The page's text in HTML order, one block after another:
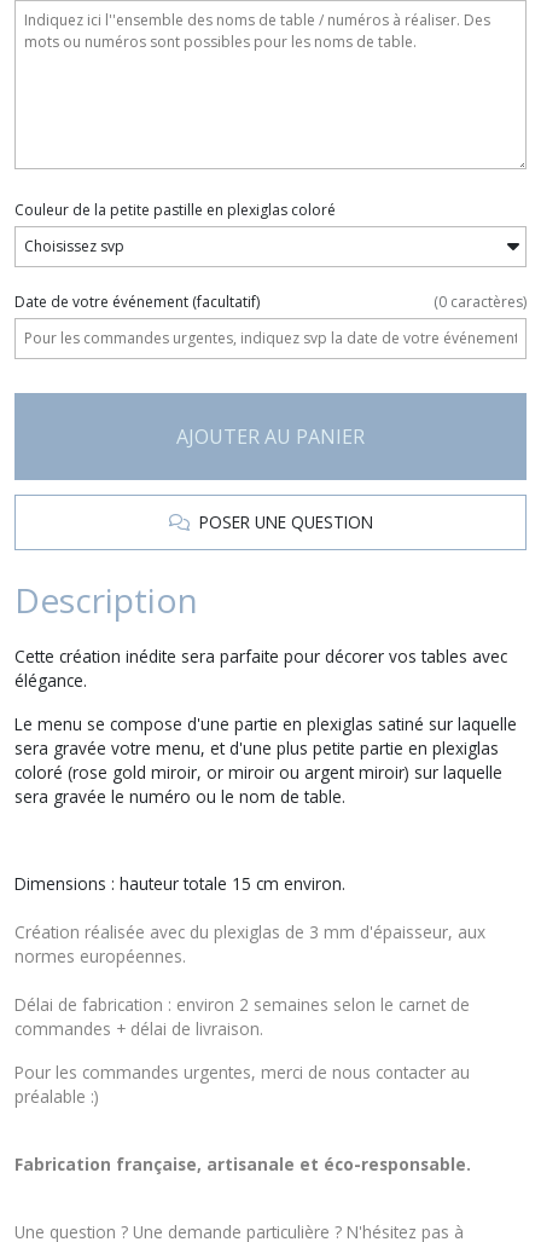
Couleur de la petite pastille en plexiglas coloré
Date de votre événement (facultatif) (0 caractères)
AJOUTER AU PANIER
POSER UNE QUESTION
Description
Cette création inédite sera parfaite pour décorer vos tables avec
élégance.
Le menu se compose d'une partie en plexiglas satiné sur laquelle
sera gravée votre menu, et d'une plus petite partie en plexiglas
coloré (rose gold miroir, or miroir ou argent miroir) sur laquelle
sera gravée le numéro ou le nom de table.
Dimensions : hauteur totale 15 cm environ.
Création réalisée avec du plexiglas de 3 mm d'épaisseur, aux
normes européennes.
Délai de fabrication : environ 2 semaines selon le carnet de
commandes + délai de livraison.
Pour les commandes urgentes, merci de nous contacter au
préalable :)
Fabrication française, artisanale et éco-responsable.
Une question ? Une demande particulière ? N'hésitez pas à